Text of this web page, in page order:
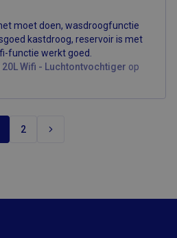
moet doen, wasdroogfunctie
kastdroog, reservoir is met
functie werkt goed.
20L Wifi - Luchtontvochtiger op
2